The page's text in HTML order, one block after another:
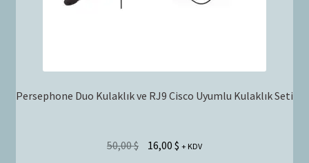
Persephone Duo Kulaklık ve RJ9 Cisco Uyumlu Kulaklık Seti
50,00$ 16,00 $ + KDV